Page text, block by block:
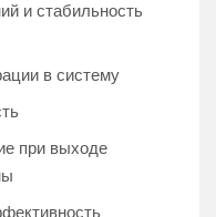
и стабильность
в систему
при выходе